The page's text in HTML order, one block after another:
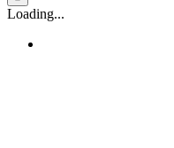
Loading...